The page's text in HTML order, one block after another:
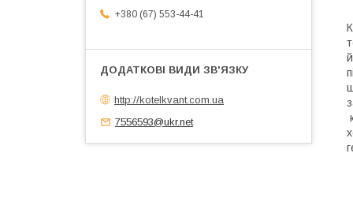
+380 (67) 553-44-41
http://kotelkvant.com.ua
7556593@ukr.net